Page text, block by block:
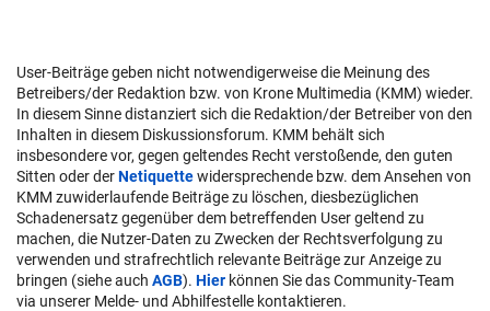
User-Beiträge geben nicht notwendigerweise die Meinung des
Betreibers/der Redaktion bzw. von Krone Multimedia (KMM) wieder.
In diesem Sinne distanziert sich die Redaktion/der Betreiber von den
Inhalten in diesem Diskussionsforum. KMM behält sich
insbesondere vor, gegen geltendes Recht verstoßende, den guten
Sitten oder derNetiquettewidersprechende bzw. dem Ansehen von
KMM zuwiderlaufende Beiträge zu löschen, diesbezüglichen
Schadenersatz gegenüber dem betreffenden User geltend zu
machen, die Nutzer-Daten zu Zwecken der Rechtsverfolgung zu
verwenden und strafrechtlich relevante Beiträge zur Anzeige zu
bringen (siehe auch AGB). Hier können Sie das Community-Team
via unserer Melde- und Abhilfestelle kontaktieren.